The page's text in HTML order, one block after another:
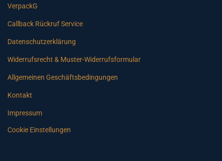
VerpackG
Callback Rückruf Service
Datenschutzerklärung
Widerrufsrecht & Muster-Widerrufsformular
Allgemeinen Geschäftsbedingungen
Kontakt
Impressum
Cookie Einstellungen